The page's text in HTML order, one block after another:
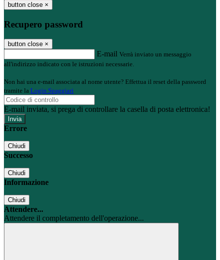
button close ×
Recupero password
button close ×
E-mail Verrà inviato un messaggio
all'indirizzo indicato con le istruzioni necessarie.
Non hai una e-mail associata al nome utente? Effettua il reset della password
tramite la Login Spaggiari
E-mail inviata, si prega di controllare la casella di posta elettronica!
Errore
Chiudi
Successo
Chiudi
Informazione
Chiudi
Attendere...
Attendere il completamento dell'operazione...